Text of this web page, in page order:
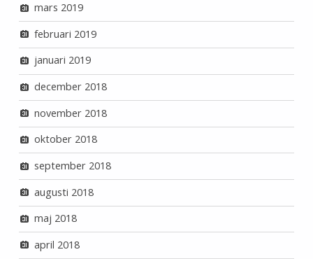
mars 2019
februari 2019
januari 2019
december 2018
november 2018
oktober 2018
september 2018
augusti 2018
maj 2018
april 2018